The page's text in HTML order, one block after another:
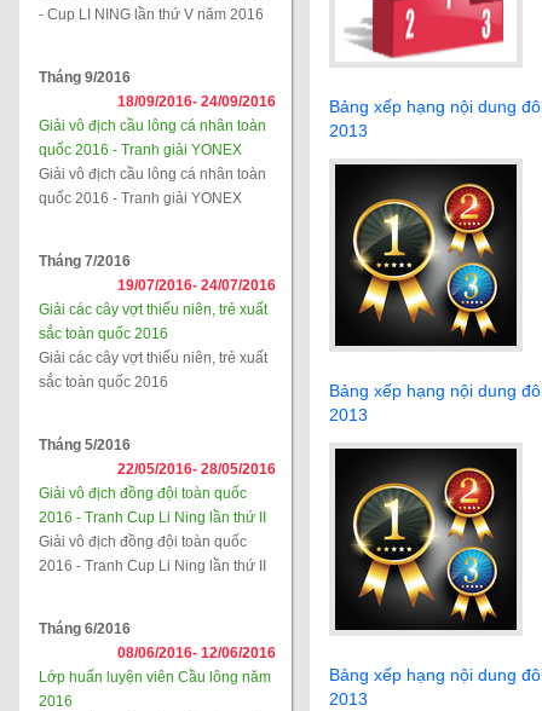
- Cup LI NING lần thứ V năm 2016
Tháng 9/2016
18/09/2016- 24/09/2016
Giải vô địch cầu lông cá nhân toàn
quốc 2016 - Tranh giải YONEX
Giải vô địch cầu lông cá nhân toàn
quốc 2016 - Tranh giải YONEX
Tháng 7/2016
19/07/2016- 24/07/2016
Giải các cây vợt thiếu niên, trẻ xuất
sắc toàn quốc 2016
Giải các cây vợt thiếu niên, trẻ xuất
sắc toàn quốc 2016
Tháng 5/2016
22/05/2016- 28/05/2016
Giải vô địch đồng đội toàn quốc
2016 - Tranh Cup Li Ning lần thứ II
Giải vô địch đồng đội toàn quốc
2016 - Tranh Cup Li Ning lần thứ II
Tháng 6/2016
08/06/2016- 12/06/2016
Lớp huấn luyện viên Cầu lông năm
2016
Bảng xếp hạng nội dung
2013
Bảng xếp hạng nội dung
2013
Bảng xếp hạng nội dung
2013